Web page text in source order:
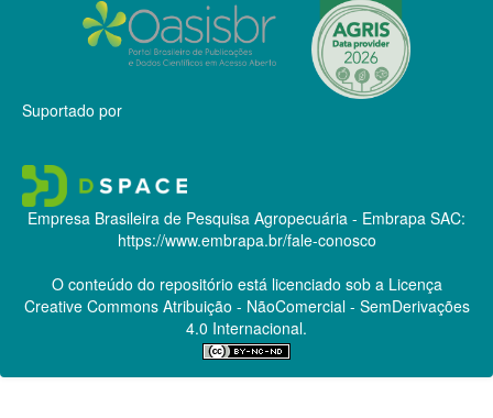
Suportado por
Empresa Brasileira de Pesquisa Agropecuária - Embrapa SAC:
https://www.embrapa.br/fale-conosco
O conteúdo do repositório está licenciado sob a Licença
Creative CommonsAtribuição - NãoComercial - SemDerivações
4.0 Internacional.